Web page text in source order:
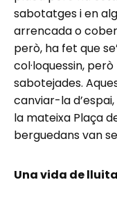
sabotatges i en
arrencada o
però, ha fet que
col·loquessin,
sabotejades.
canviar-la
la mateixa Plaça
berguedans van
Una vida de